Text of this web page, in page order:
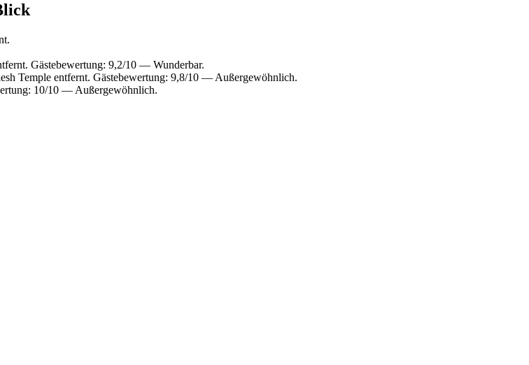
Gästebewertung: 9,2/10 — Wunderbar.
Temple entfernt. Gästebewertung: 9,8/10 — Außergewöhnlich.
10/10 — Außergewöhnlich.